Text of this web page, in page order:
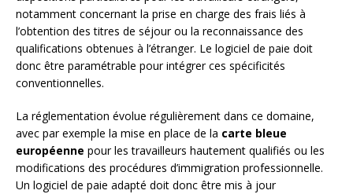
notamment concernant la prise en charge des frais liés à
l’obtention des titres de séjour ou la reconnaissance des
qualifications obtenues à l’étranger. Le logiciel de paie doit
donc être paramétrable pour intégrer ces spécificités
conventionnelles.
La réglementation évolue régulièrement dans ce domaine,
avec par exemple la mise en place de la carte bleue
européenne pour les travailleurs hautement qualifiés ou les
modifications des procédures d’immigration professionnelle.
Un logiciel de paie adapté doit donc être mis à jour